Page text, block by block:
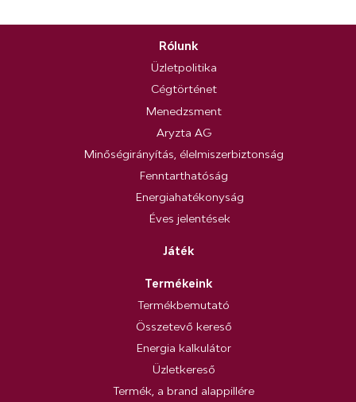
Rólunk
Üzletpolitika
Cégtörténet
Menedzsment
Aryzta AG
Minőségirányítás, élelmiszerbiztonság
Fenntarthatóság
Energiahatékonyság
Éves jelentések
Játék
Termékeink
Termékbemutató
Összetevő kereső
Energia kalkulátor
Üzletkereső
Termék, a brand alappillére